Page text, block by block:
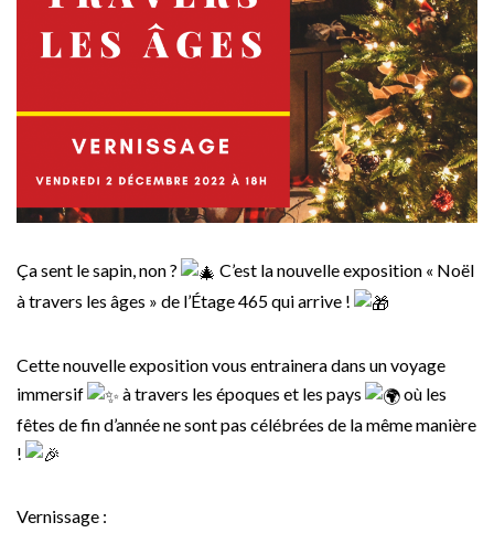
Ça sent le sapin, non ?
C’est la nouvelle exposition « Noël
à travers les âges » de l’Étage 465 qui arrive !
Cette nouvelle exposition vous entrainera dans un voyage
immersif
à travers les époques et les pays
où les
fêtes de fin d’année ne sont pas célébrées de la même manière
!
Vernissage :